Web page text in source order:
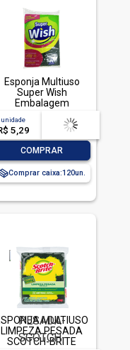
Esponja Multiuso
Super Wish
Embalagem
Economica com 4
Unidades
unidade
5,29
acima de
-- --,--un.
COMPRAR
Comprar caixa:120
MULTIUSO
LIMPEZA PESADA
SCOTCH-BRITE